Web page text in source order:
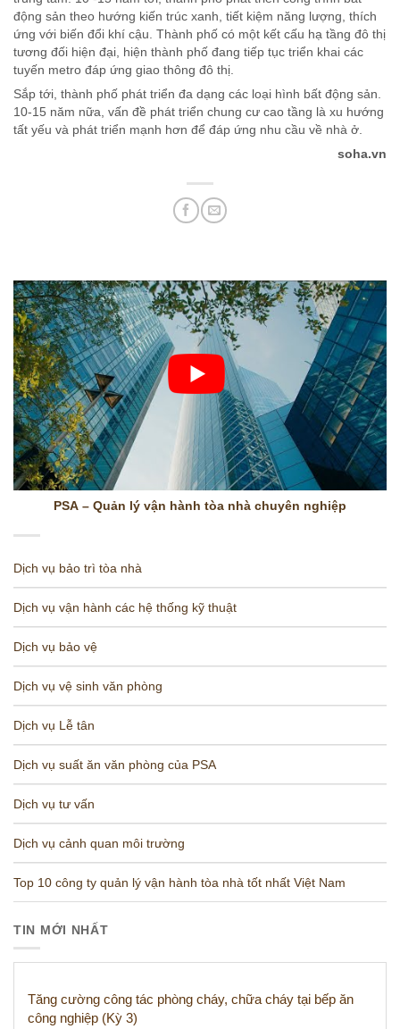
động sản theo hướng kiến trúc xanh, tiết kiệm năng lượng, thích
ứng với biến đổi khí cậu. Thành phố có một kết cấu hạ tầng đô thị
tương đối hiện đại, hiện thành phố đang tiếp tục triển khai các
tuyến metro đáp ứng giao thông đô thị.
Sắp tới, thành phố phát triển đa dạng các loại hình bất động sản.
10-15 năm nữa, vấn đề phát triển chung cư cao tầng là xu hướng
tất yếu và phát triển mạnh hơn để đáp ứng nhu cầu về nhà ở.
soha.vn
PSA – Quản lý vận hành tòa nhà chuyên nghiệp
Dịch vụ bảo trì tòa nhà
Dịch vụ vận hành các hệ thống kỹ thuật
Dịch vụ bảo vệ
Dịch vụ vệ sinh văn phòng
Dịch vụ Lễ tân
Dịch vụ suất ăn văn phòng của PSA
Dịch vụ tư vấn
Dịch vụ cảnh quan môi trường
Top 10 công ty quản lý vận hành tòa nhà tốt nhất Việt Nam
TIN MỚI NHẤT
Tăng cường công tác phòng cháy, chữa cháy tại bếp ăn
công nghiệp (Kỳ 3)